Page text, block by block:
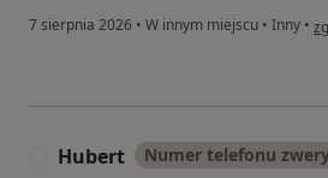
7 sierpnia 2026 • W innym miejscu • Inny • w
Hubert Numer telefonu